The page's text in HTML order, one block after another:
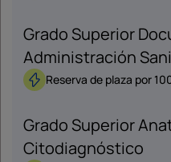
Grado Superior
Administración
Reserva de plaza por
Grado Superior
Citodiagnóstico